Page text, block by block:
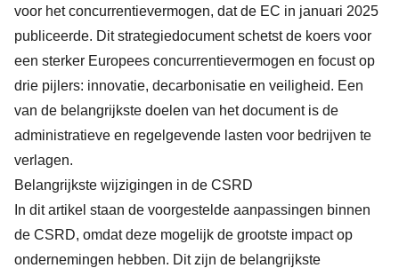
voor het concurrentievermogen, dat de EC in januari 2025
publiceerde. Dit strategiedocument schetst de koers voor
een sterker Europees concurrentievermogen en focust op
drie pijlers: innovatie, decarbonisatie en veiligheid. Een
van de belangrijkste doelen van het document is de
administratieve en regelgevende lasten voor bedrijven te
verlagen.
Belangrijkste wijzigingen in de CSRD
In dit artikel staan de voorgestelde aanpassingen binnen
de CSRD, omdat deze mogelijk de grootste impact op
ondernemingen hebben. Dit zijn de belangrijkste